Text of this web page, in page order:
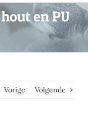
en PU
Vorige Volgende